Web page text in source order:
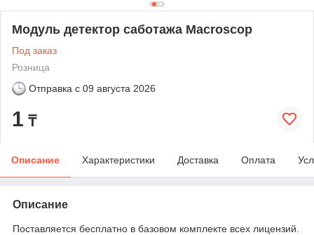
Модуль детектор саботажа Macroscop
Под заказ
Розница
Отправка с 09 августа 2026
1 ₸
Описание Характеристики Доставка Оплата
Описание
Поставляется бесплатно в базовом комплекте всех лицензий.